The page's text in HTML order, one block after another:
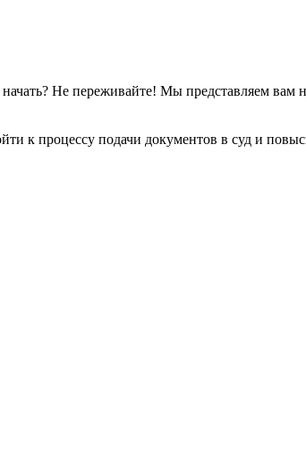
Не переживайте! Мы представляем
к процессу подачи документов в суд и